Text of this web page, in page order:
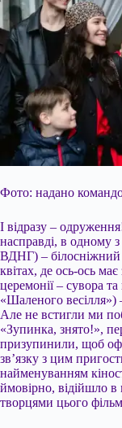
Фото: надано
І відразу –
насправді, в одному
ВДНГ) – білосніжний
квітах, де ось-ось має
церемонії – сувора
«Шаленого
Але не встигли ми
«Зупинка, знято!»,
призупинили, щоб
зв’язку з цим
найменуванням
ймовірно, відійшло
творцями цього